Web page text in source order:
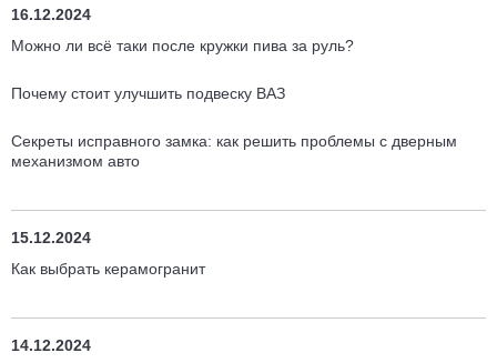
16.12.2024
Можно ли всё таки после кружки пива за руль?
Почему стоит улучшить подвеску ВАЗ
Секреты исправного замка: как решить проблемы с дверным
механизмом авто
15.12.2024
Как выбрать керамогранит
14.12.2024